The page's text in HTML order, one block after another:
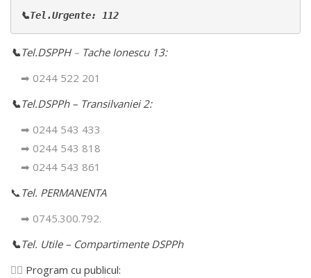
📞Tel.Urgente: 112
📞Tel.DSPPH – Tache Ionescu 13:
➡ 0244 522 201
📞Tel.DSPPh – Transilvaniei 2:
➡ 0244 543 433
➡ 0244 543 818
➡ 0244 543 861
📞 Tel. PERMANENTA
➡ 0745.300.792.
📞Tel. Utile – Compartimente DSPPh
👩‍⚕️ Program cu publicul: